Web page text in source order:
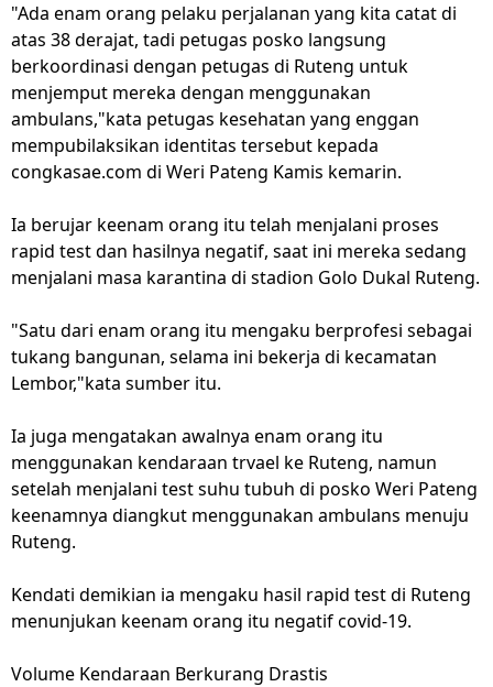
"Ada enam orang pelaku perjalanan yang kita catat di
atas 38 derajat, tadi petugas posko langsung
berkoordinasi dengan petugas di Ruteng untuk
menjemput mereka dengan menggunakan
ambulans,"kata petugas kesehatan yang enggan
mempubilaksikan identitas tersebut kepada
congkasae.com di Weri Pateng Kamis kemarin.
Ia berujar keenam orang itu telah menjalani proses
rapid test dan hasilnya negatif, saat ini mereka sedang
menjalani masa karantina di stadion Golo Dukal Ruteng.
"Satu dari enam orang itu mengaku berprofesi sebagai
tukang bangunan, selama ini bekerja di kecamatan
Lembor,"kata sumber itu.
Ia juga mengatakan awalnya enam orang itu
menggunakan kendaraan trvael ke Ruteng, namun
setelah menjalani test suhu tubuh di posko Weri Pateng
keenamnya diangkut menggunakan ambulans menuju
Ruteng.
Kendati demikian ia mengaku hasil rapid test di Ruteng
menunjukan keenam orang itu negatif covid-19.
Volume Kendaraan Berkurang Drastis